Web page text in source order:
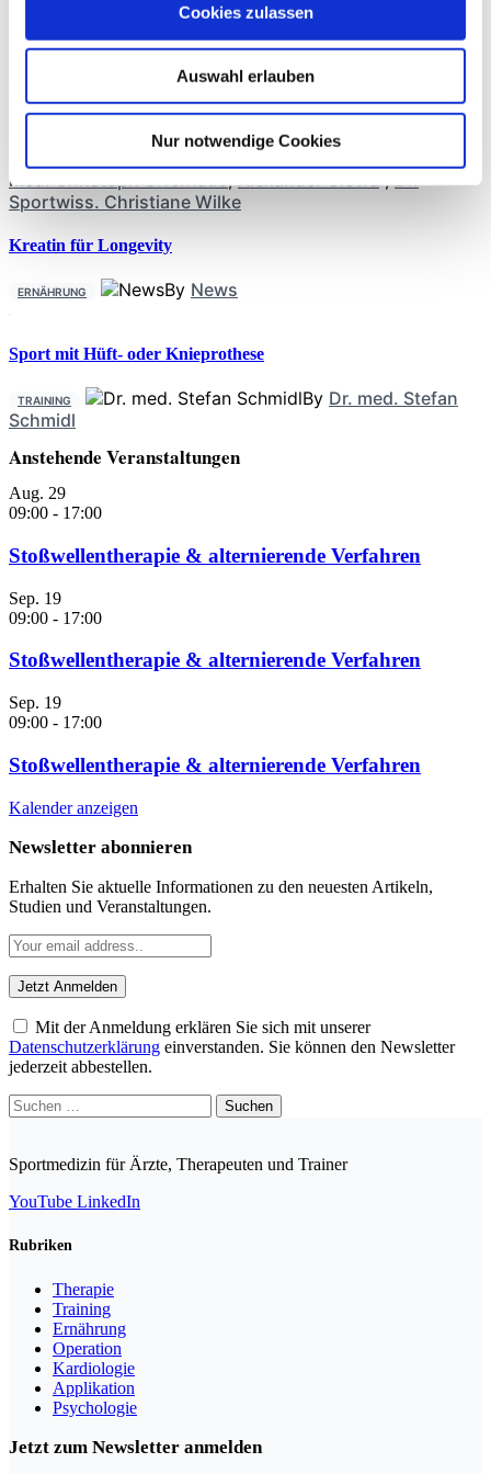
Cookies zulassen
Auswahl erlauben
Nur notwendige Cookies
Prof. Dr. phil. Daniel Niederer
med. Christoph Offerhaus
Sportwiss. Christiane Wilke
Kreatin für Longevity
ERNÄHRUNG By News
Sport mit Hüft- oder Knieprothese
TRAINING By Dr. med. Stefan
Schmidl
Anstehende Veranstaltungen
Aug. 29
09:00 - 17:00
Stoßwellentherapie & alternierende Verfahren
Sep. 19
09:00 - 17:00
Stoßwellentherapie & alternierende Verfahren
Sep. 19
09:00 - 17:00
Stoßwellentherapie & alternierende Verfahren
Kalender anzeigen
Newsletter abonnieren
Erhalten Sie aktuelle Informationen zu den neuesten Artikeln,
Studien und Veranstaltungen.
Mit der Anmeldung erklären Sie sich mit unserer
Datenschutzerklärung einverstanden. Sie können den Newsletter
jederzeit abbestellen.
Suchen
nach:
Sportmedizin für Ärzte, Therapeuten und Trainer
YouTube LinkedIn
Rubriken
Therapie
Training
Ernährung
Operation
Kardiologie
Applikation
Psychologie
Jetzt zum Newsletter anmelden